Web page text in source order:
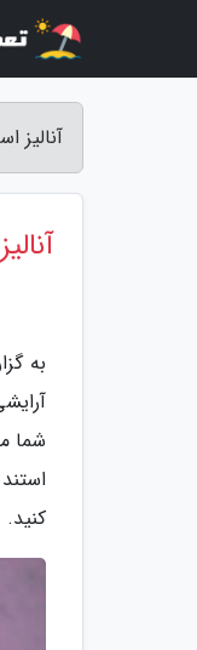
آنالیز استند
آنالیز
به
شما
کنید.